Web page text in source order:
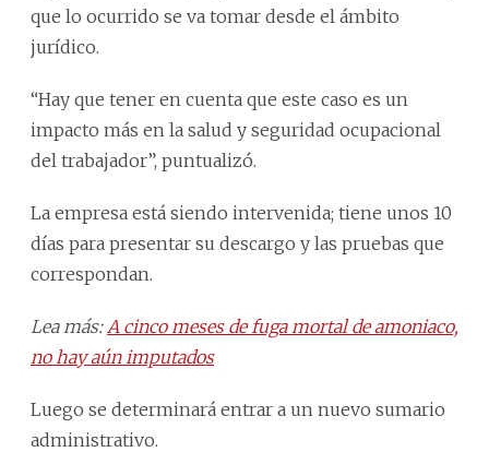
que lo ocurrido se va tomar desde el ámbito
jurídico.
“Hay que tener en cuenta que este caso es un
impacto más en la salud y seguridad ocupacional
del trabajador”, puntualizó.
La empresa está siendo intervenida; tiene unos 10
días para presentar su descargo y las pruebas que
correspondan.
Lea más: A cinco meses de fuga mortal de amoniaco,
no hay aún imputados
Luego se determinará entrar a un nuevo sumario
administrativo.